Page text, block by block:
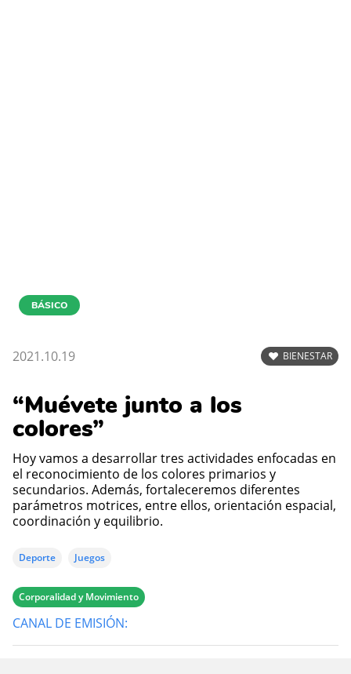
BÁSICO
2021.10.19 BIENESTAR
“Muévete junto a los
colores”
Hoy vamos a desarrollar tres actividades enfocadas en
el reconocimiento de los colores primarios y
secundarios. Además, fortaleceremos diferentes
parámetros motrices, entre ellos, orientación espacial,
coordinación y equilibrio.
Deporte Juegos
Corporalidad y Movimiento
CANAL DE EMISIÓN: